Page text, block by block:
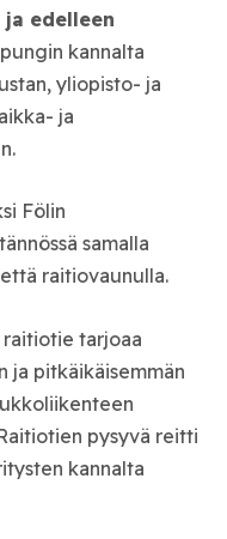
edelleen
kannalta
yliopisto- ja
ja
Fölin
samalla
raitiovaunulla.
raitiotie tarjoaa
ja pitkäikäisemmän
pysyvä reitti
kannalta